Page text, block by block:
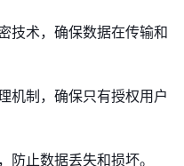
技术，确保数据在传输和
机制，确保只有授权用户
防止数据丢失和损坏。